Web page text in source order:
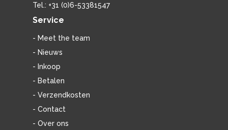
Tel.: +31 (0)6-53381547
Service
- Meet the team
- Nieuws
- Inkoop
- Betalen
- Verzendkosten
- Contact
- Over ons